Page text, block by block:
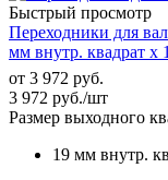
Быстрый просмотр
Переходники для
мм внутр. квадрат х
от 3 972 руб.
3 972 руб./шт
Размер выходного
19 мм внутр.